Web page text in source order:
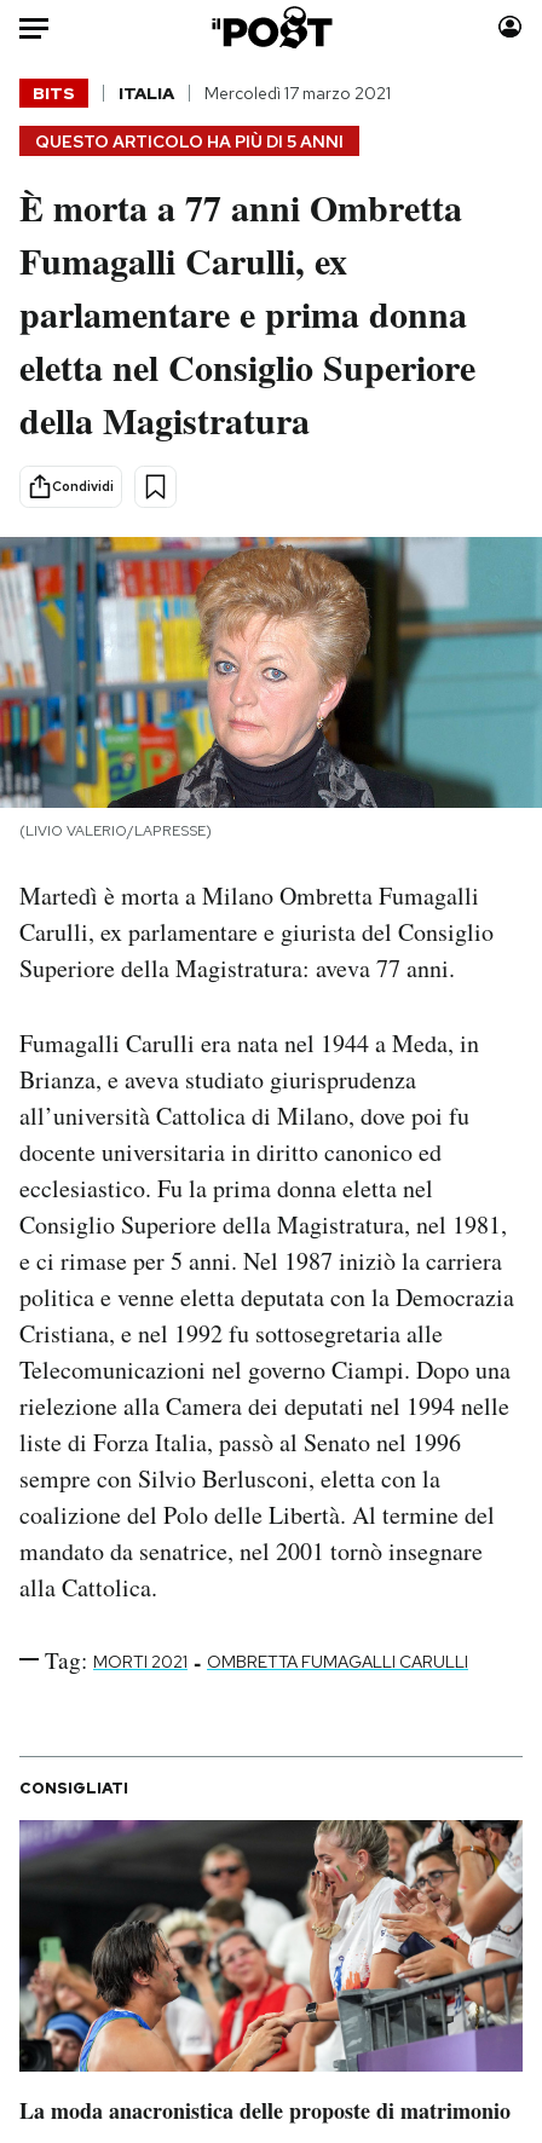
Auto
HOME
Italia
Politica
Tecnologia
Scienza
Cultura
Sport
Moda
Consumismi
Storie/Idee
Media
PODCAST
NEWSLETTER
I MIEI PREFERITI
SHOP
CALENDARIO
AREA PERSONALE
Area Personale
Hai bisogno di aiuto?
Esci
QUESTO ARTICOLO HA PIÙ DI 5 ANNI
BITS ITALIA Mercoledì 17 marzo 2021
È morta a 77 anni Ombretta
Fumagalli Carulli, ex
parlamentare e prima donna
eletta nel Consiglio Superiore
della Magistratura
Condividi
(LIVIO VALERIO/LAPRESSE)
Martedì è morta a Milano Ombretta Fumagalli
Carulli, ex parlamentare e giurista del Consiglio
Superiore della Magistratura: aveva 77 anni.
Fumagalli Carulli era nata nel 1944 a Meda, in
Brianza, e aveva studiato giurisprudenza
all’università Cattolica di Milano, dove poi fu
docente universitaria in diritto canonico ed
ecclesiastico. Fu la prima donna eletta nel
Consiglio Superiore della Magistratura, nel 1981,
e ci rimase per 5 anni. Nel 1987 iniziò la carriera
politica e venne eletta deputata con la Democrazia
Cristiana, e nel 1992 fu sottosegretaria alle
Telecomunicazioni nel governo Ciampi. Dopo una
rielezione alla Camera dei deputati nel 1994 nelle
liste di Forza Italia, passò al Senato nel 1996
sempre con Silvio Berlusconi, eletta con la
coalizione del Polo delle Libertà. Al termine del
mandato da senatrice, nel 2001 tornò insegnare
alla Cattolica.
Tag: MORTI 2021 - OMBRETTA FUMAGALLI CARULLI
CONSIGLIATI
La moda anacronistica delle proposte di matrimonio